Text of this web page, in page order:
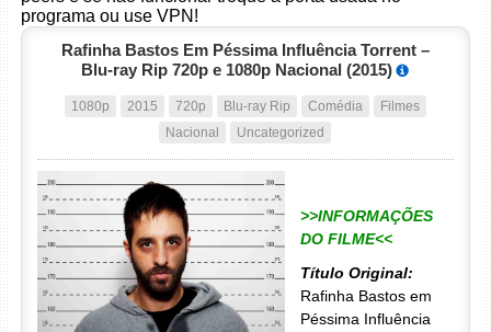
programa ou use VPN!
Rafinha Bastos Em Péssima Influência Torrent –
Blu-ray Rip 720p e 1080p Nacional (2015)
1080p 2015 720p Blu-ray Rip Comédia
Filmes
Nacional
Uncategorized
>>INFORMAÇÕES
DO FILME<<
Título Original:
Rafinha Bastos em
Péssima Influência